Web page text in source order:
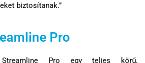
biztosítanak.”
Pro
Pro egy teljes körű,